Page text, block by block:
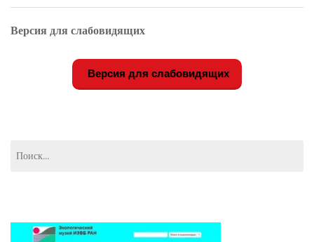
Версия для слабовидящих
Версия для слабовидящих